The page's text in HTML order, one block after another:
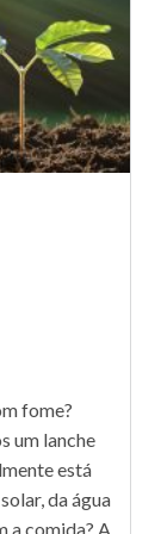
fome?
um lanche
está
da água
a comida? A